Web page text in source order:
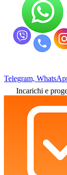
Telegram,
Incarichi e